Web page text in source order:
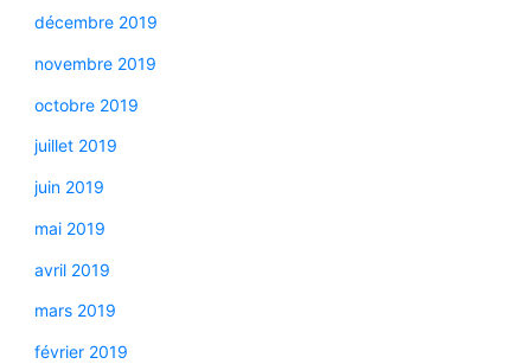
décembre 2019
novembre 2019
octobre 2019
juillet 2019
juin 2019
mai 2019
avril 2019
mars 2019
février 2019